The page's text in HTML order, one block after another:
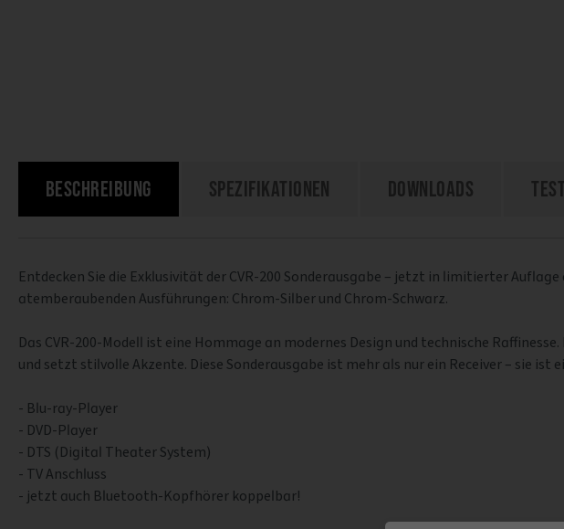
Beschreibung Spezifikationen Downloads
Entdecken Sie die Exklusivität der CVR-200 Sonderausgabe – jetzt in limitierter
atemberaubenden Ausführungen: Chrom-Silber und Chrom-Schwarz.
Das CVR-200-Modell ist eine Hommage an modernes Design und technische
und setzt stilvolle Akzente. Diese Sonderausgabe ist mehr als nur ein Receiver – sie
- Blu-ray-Player
- DVD-Player
- DTS (Digital Theater System)
- TV Anschluss
- jetzt auch Bluetooth-Kopfhörer koppelbar!